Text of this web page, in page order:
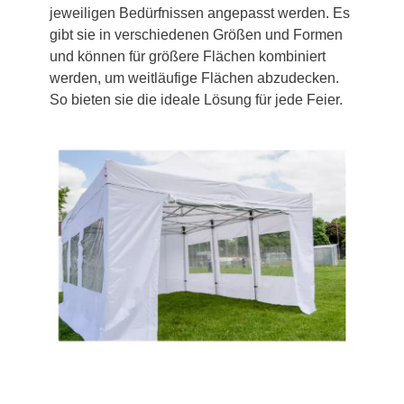
jeweiligen Bedürfnissen angepasst werden. Es
gibt sie in verschiedenen Größen und Formen
und können für größere Flächen kombiniert
werden, um weitläufige Flächen abzudecken.
So bieten sie die ideale Lösung für jede Feier.